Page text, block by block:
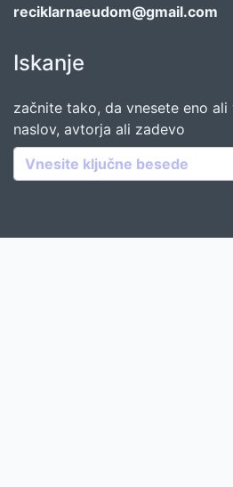
reciklarnaeudom@gmail.com
Iskanje
začnite tako, da vnesete eno
naslov, avtorja ali zadevo